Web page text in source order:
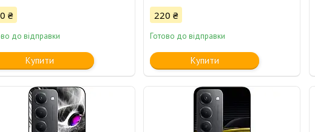
₴
до відправки
Купити
220 ₴
Готово до відправки
Купити